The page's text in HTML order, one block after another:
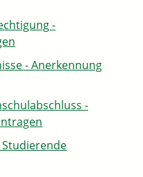
-
- Anerkennung
-